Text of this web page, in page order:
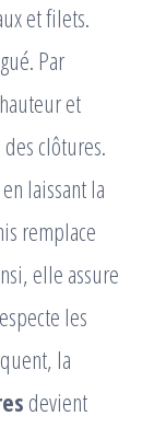
et filets.
Par
et
clôtures.
laissant la
remplace
elle assure
les
la
devient